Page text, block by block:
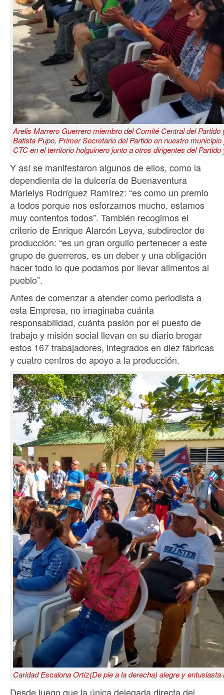
Arelis Marrero Guerrero miembro del Comité Central del
Batista Pupo, Primer Secretario del Partido en nuestro
CTC en el territorio holguinero junto a otros dirigentes del Partido
Y así se manifestaron algunos de ellos, como la
dependienta de la dulcería de Buenaventura
Marielys Rodríguez Ramírez: “es como un premio
a todos porque nos esforzamos mucho, estamos
muy contentos todos”. También recogimos el
criterio de Enrique Alarcón Leyva, subdirector de
producción: “es un gran orgullo pertenecer a este
grupo de guerreros, es un deber y una obligación
hacer todo lo que podamos por llevar alimentos al
pueblo”.
Antes de comenzar a atender como periodista a
esta Empresa, no imaginaba cuánta
responsabilidad, cuánta pasión por el puesto de
trabajo y misión social llevan en su diario bregar
estos 167 trabajadores, integrados en diez fábricas
y cuatro centros de apoyo a la producción.
Caridad Escalona Ortíz(De pie a la derecha) alegre y entusiasta
Desde luego que la única delegada directa del